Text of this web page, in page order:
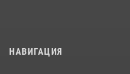
НАВИГАЦИЯ